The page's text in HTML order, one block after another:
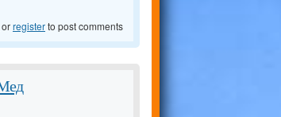
orregisterto post comments